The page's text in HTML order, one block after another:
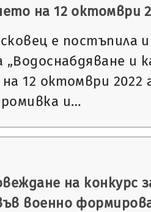
на 12 октомври
е постъпила
„Водоснабдяване и
на 12 октомври 2022
и…
на конкурс
военно